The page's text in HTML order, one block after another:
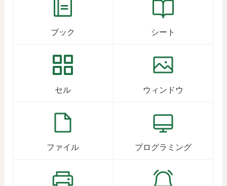
ブック シート
セル ウィンドウ
ファイル プログラミング